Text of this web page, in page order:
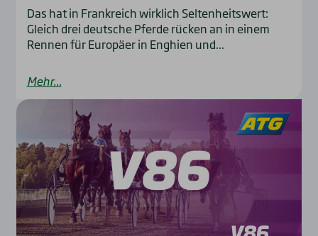
Das hat in Frankreich wirklich Seltenheitswert:
Gleich drei deutsche Pferde rücken an in einem
Rennen für Europäer in Enghien und...
Mehr...